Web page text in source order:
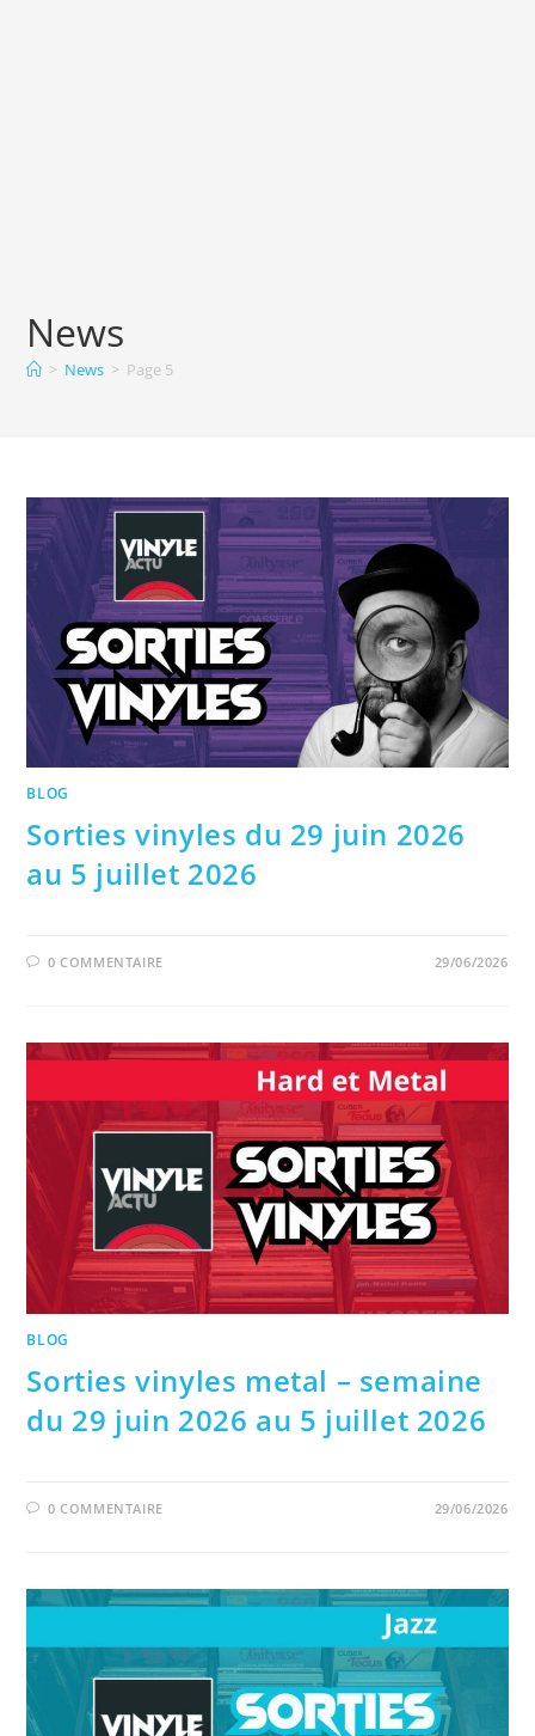
News
> News > Page 5
BLOG
Sorties vinyles du 29 juin 2026
au 5 juillet 2026
0 COMMENTAIRE 29/06/2026
BLOG
Sorties vinyles metal – semaine
du 29 juin 2026 au 5 juillet 2026
0 COMMENTAIRE 29/06/2026